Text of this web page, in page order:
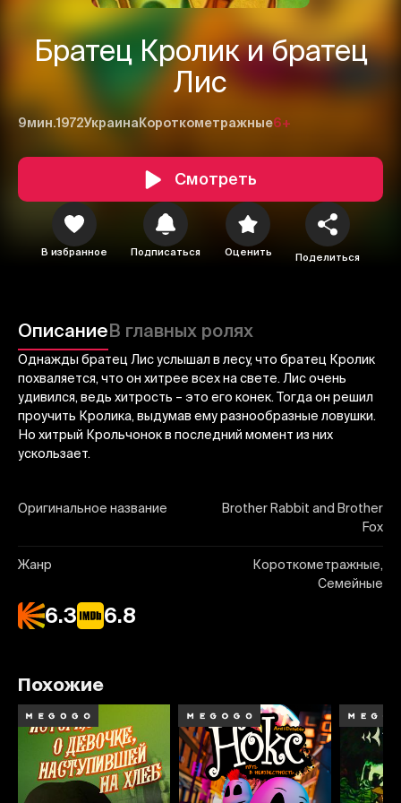
Братец Кролик и братец
Лис
9мин.1972Украина Короткометражные6+
Смотреть
В избранное Подписаться Оценить Поделиться
ОписаниеВ главных ролях
Однажды братец Лис услышал в лесу, что братец Кролик
похваляется, что он хитрее всех на свете. Лис очень
удивился, ведь хитрость – это его конек. Тогда он решил
проучить Кролика, выдумав ему разнообразные ловушки.
Но хитрый Крольчонок в последний момент из них
ускользает.
Оригинальное название
Brother Rabbit and Brother
Fox
Жанр
Короткометражные,
Семейные
6.3 6.8
1 2 3
Отправить
Похожие